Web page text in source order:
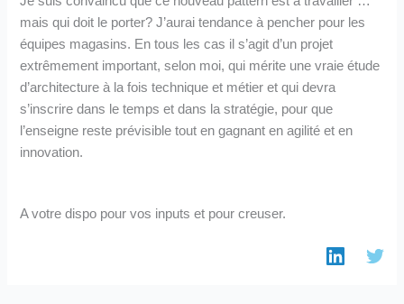
mais qui doit le porter? J’aurai tendance à pencher pour les
équipes magasins. En tous les cas il s’agit d’un projet
extrêmement important, selon moi, qui mérite une vraie étude
d’architecture à la fois technique et métier et qui devra
s’inscrire dans le temps et dans la stratégie, pour que
l’enseigne reste prévisible tout en gagnant en agilité et en
innovation.
A votre dispo pour vos inputs et pour creuser.